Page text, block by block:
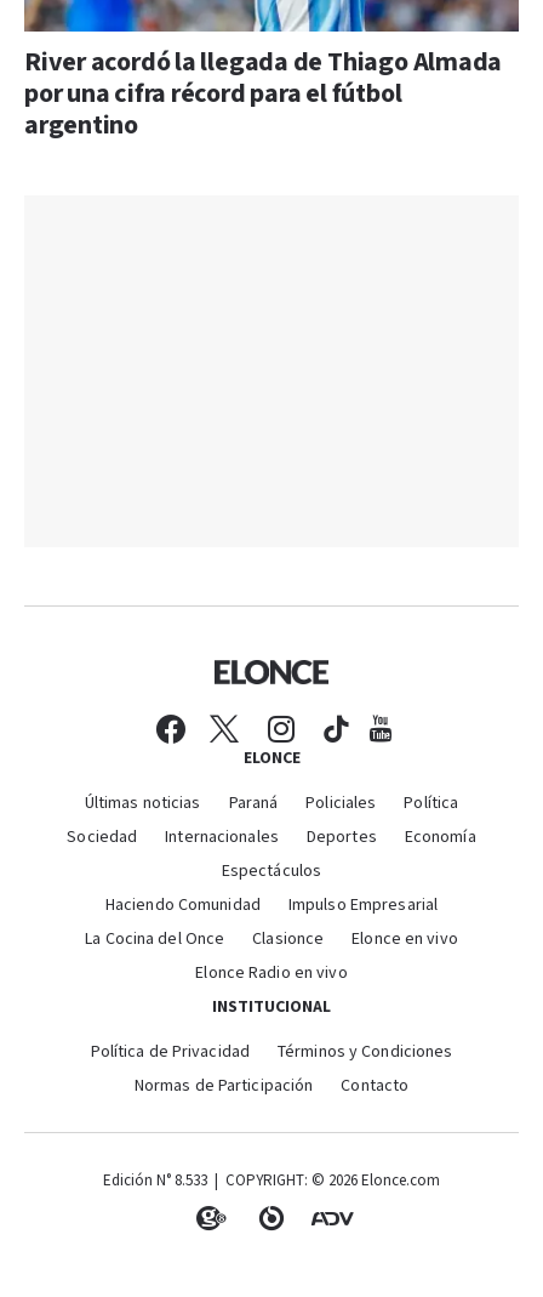
River acordó la llegada de Thiago Almada
por una cifra récord para el fútbol
argentino
ELONCE
Últimas noticias Paraná Policiales
Política
Sociedad
Internacionales Deportes
Economía
Espectáculos
Haciendo Comunidad
Impulso Empresarial
La Cocina del Once
Clasionce
Elonce en vivo
Elonce Radio en vivo
INSTITUCIONAL
Política de Privacidad
Términos y Condiciones
Normas de Participación
Contacto
Edición N° 8.533 | COPYRIGHT: © 2026 Elonce.com